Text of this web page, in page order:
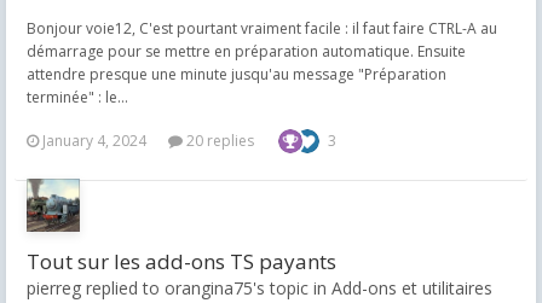
Bonjour voie12, C'est pourtant vraiment facile : il faut faire CTRL-A au
démarrage pour se mettre en préparation automatique. Ensuite
attendre presque une minute jusqu'au message "Préparation
terminée" : le...
January 4, 2024 20 replies 3
Tout sur les add-ons TS payants
pierreg replied to orangina75's topic in Add-ons et utilitaires